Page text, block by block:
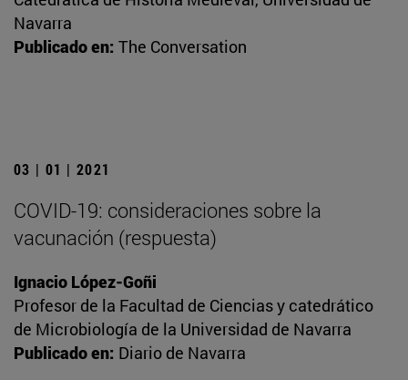
Navarra
Publicado en: The Conversation
03 | 01 | 2021
COVID-19: consideraciones sobre la
vacunación (respuesta)
Ignacio López-Goñi
Profesor de la Facultad de Ciencias y catedrático
de Microbiología de la Universidad de Navarra
Publicado en: Diario de Navarra